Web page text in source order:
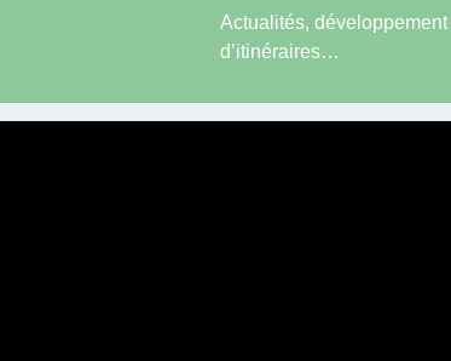
Actualités,
d’itinéraires…